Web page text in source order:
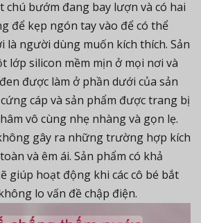
chú bướm đang bay lượn và có hai
để kẹp ngón tay vào để có thể
là người dùng muốn kích thích. Sản
lớp silicon mềm mịn ở mọi nơi và
được làm ở phần dưới của sản
cáp và sản phẩm được trang bị
vô cùng nhẹ nhàng và gọn lẹ.
gây ra những trường hợp kích
và êm ái. Sản phẩm có khả
giúp hoạt động khi các cô bé bắt
lo vấn đề chập điện.